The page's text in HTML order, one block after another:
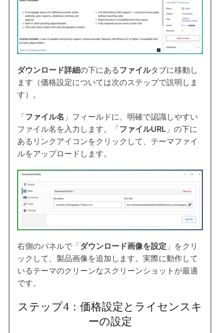
ダウンロード詳細の下にあるファイルタブに移動し
ます（価格設定については次のステップで説明しま
す）。
「ファイル名 」フィールドに、明確で認識しやすい
ファイル名を入力します。「ファイルURL 」の下に
あるリンクアイコンをクリックして、テーマファイ
ルをアップロードします。
右側のパネルで「ダウンロード画像を設定 」をクリ
ックして、製品画像を追加します。実際に動作して
いるテーマのクリーンなスクリーンショットが最適
です。
ステップ4：価格設定とライセンスキ
ーの設定